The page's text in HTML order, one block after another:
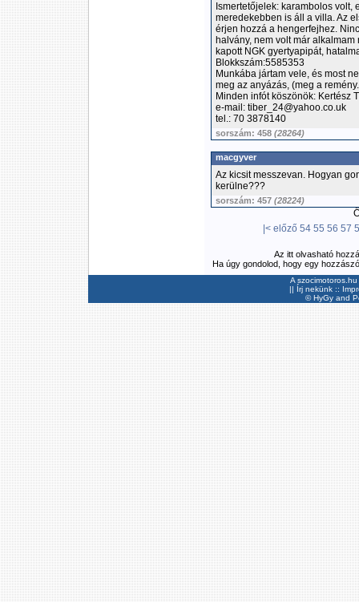
Ismertetőjelek: karambolos
meredekebben is áll a villa. Az
érjen hozzá a hengerfejhez.
halvány, nem volt már
kapott NGK gyertyapipát,
Blokkszám:5585353
Munkába jártam vele, és most
meg az anyázás, (meg a
Minden infót köszönök: Kertész
e-mail: tiber_24@yahoo.co.uk
tel.: 70 3878140
sorszám: 458 (28264)
macgyver
Az kicsit messzevan. Hogyan
kerülne???
sorszám: 457 (28224)
|< előző 54 55 56 57
Az itt olvasható
Ha úgy gondolod, hogy egy
A
|| Írj nekünk ::
©HyGyand